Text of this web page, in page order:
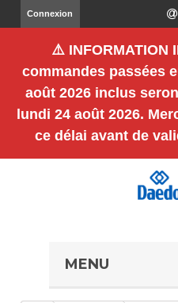
Connexion
⚠️ INFORMATION
commandes passées
août 2026 inclus
lundi 24 août 2026.
ce délai avant de
MENU